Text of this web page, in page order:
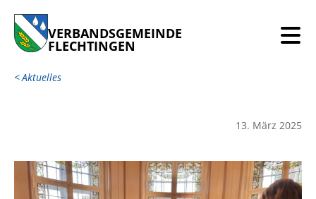
VERBANDSGEMEINDE
FLECHTINGEN
Aktuelles
13. März 2025